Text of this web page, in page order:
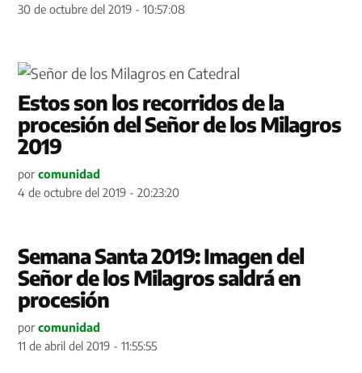
30 de octubre del 2019 - 10:57:08
Estos son los recorridos de la
procesión del Señor de los Milagros
2019
por comunidad
4 de octubre del 2019 - 20:23:20
Semana Santa 2019: Imagen del
Señor de los Milagros saldrá en
procesión
por comunidad
11 de abril del 2019 - 11:55:55